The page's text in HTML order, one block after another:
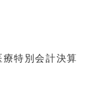
特別会計決算